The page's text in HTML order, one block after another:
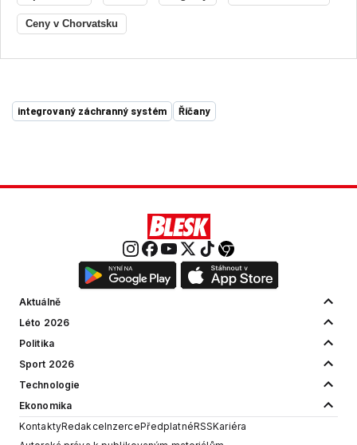
Ceny v Chorvatsku
integrovaný záchranný systém Říčany
Aktuálně
Léto 2026
Politika
Sport 2026
Technologie
Ekonomika
KontaktyRedakceInzercePředplatnéRSSKariéra